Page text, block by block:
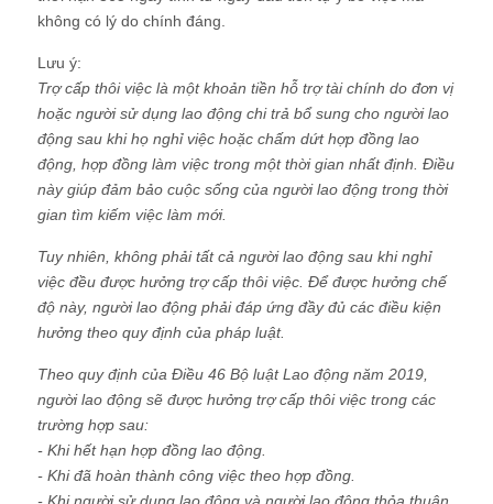
không có lý do chính đáng.
Lưu ý:
Trợ cấp thôi việc là một khoản tiền hỗ trợ tài chính do đơn vị
hoặc người sử dụng lao động chi trả bổ sung cho người lao
động sau khi họ nghỉ việc hoặc chấm dứt hợp đồng lao
động, hợp đồng làm việc trong một thời gian nhất định. Điều
này giúp đảm bảo cuộc sống của người lao động trong thời
gian tìm kiếm việc làm mới.
Tuy nhiên, không phải tất cả người lao động sau khi nghỉ
việc đều được hưởng trợ cấp thôi việc. Để được hưởng chế
độ này, người lao động phải đáp ứng đầy đủ các điều kiện
hưởng theo quy định của pháp luật.
Theo quy định của Điều 46 Bộ luật Lao động năm 2019,
người lao động sẽ được hưởng trợ cấp thôi việc trong các
trường hợp sau:
- Khi hết hạn hợp đồng lao động.
- Khi đã hoàn thành công việc theo hợp đồng.